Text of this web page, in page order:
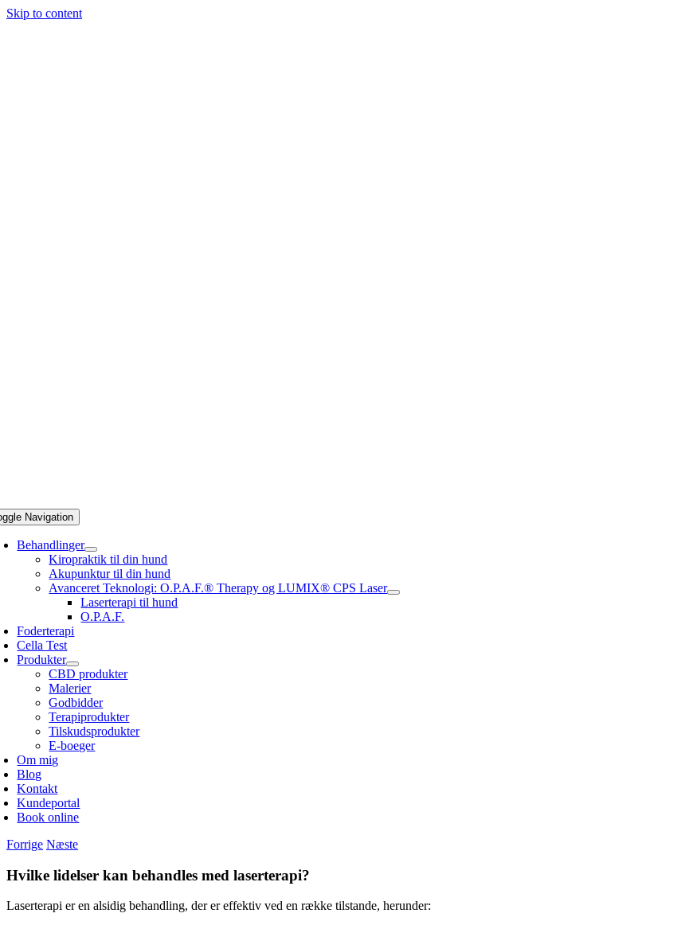
Skip to content
Navigation
Behandlinger
Kiropraktik til din hund
Akupunktur til din hund
Avanceret Teknologi: O.P.A.F.® Therapy og LUMIX® CPS Laser
Laserterapi til hund
O.P.A.F.
Foderterapi
Cella Test
Produkter
CBD produkter
Malerier
Godbidder
Terapiprodukter
Tilskudsprodukter
E-boeger
Om mig
Blog
Kontakt
Kundeportal
Book online
Forrige Næste
Hvilke lidelser kan behandles med laserterapi?
Laserterapi er en alsidig behandling, der er effektiv ved en række tilstande, herunder: